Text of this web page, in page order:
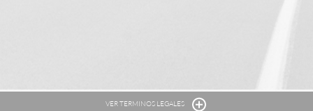
VER TERMINOS LEGALES